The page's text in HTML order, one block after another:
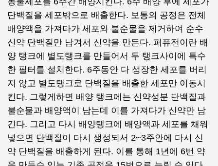
단백질을 세포밖으로 배출한다. 보통의 공정은 전체
배양액을 가져다가 세포와 불순물을 제거하여 순수
신약 단백질만 남겨서 신약을 만든다. 퍼퓨전이란 배
양 탱크에 별도탱크를 만들어서 두 탱크사이에 특수
한 필터를 설치한다. 6주동안 다 성장한 세포를 버리
지 않고 별도탱크로 단백질을 배출한 세포만 이동시
킨다. 그렇게하면 배양 탱크에는 신약성분 단백질과
불순물과 배양액이 남는데 이를 가져다가 신약만 남
긴다. 그리고 다시 배양탱크에 배양액과 세포를 채워
넣으면 단백질이 다시 생성되서 2~3주안에 다시 신
약 단백질을 배출하게 된다. 이를 통해 1년에 6번 약